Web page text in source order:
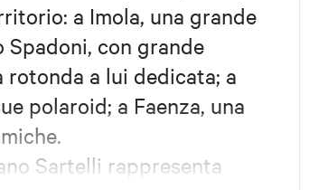
a Imola, una grande
con grande
a lui dedicata; a
polaroid; a Faenza, una
Sartelli rappresenta